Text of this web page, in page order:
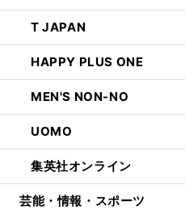
T JAPAN
HAPPY PLUS ONE
MEN'S NON-NO
UOMO
集英社オンライン
芸能・情報・スポーツ